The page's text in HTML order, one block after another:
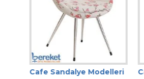
Cafe Sandalye Modelleri